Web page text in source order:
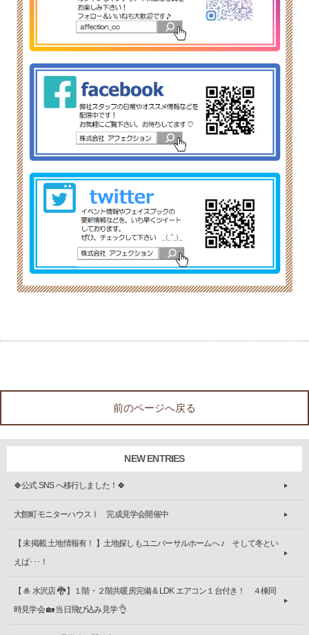
前のページへ戻る
NEW ENTRIES
🍀公式 SNS へ移行しました！🍀
大館町モニターハウスⅠ 完成見学会開催中
【 未掲載 土地情報有！ 】土地探しもユニバーサルホームへ ♪ そして冬とい
えば･･･！
【 🎍 水沢店 🐉 】１階・２階共暖房完備 & LDK エアコン１台付き！ ４棟同
時見学会 🏡 当日飛び込み見学 👌